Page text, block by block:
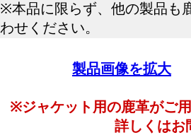
※本品に限らず、他の製品も
わせください。
製品画像を拡大
※ジャケット用の鹿革がご
詳しくはお